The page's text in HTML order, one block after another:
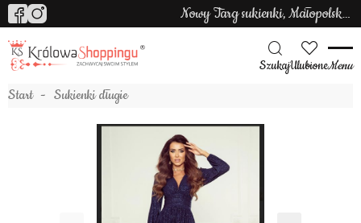
Nowy Targ sukienki, Małopolska sukienki
SzukajUlubioneMenu
Start Sukienki długie